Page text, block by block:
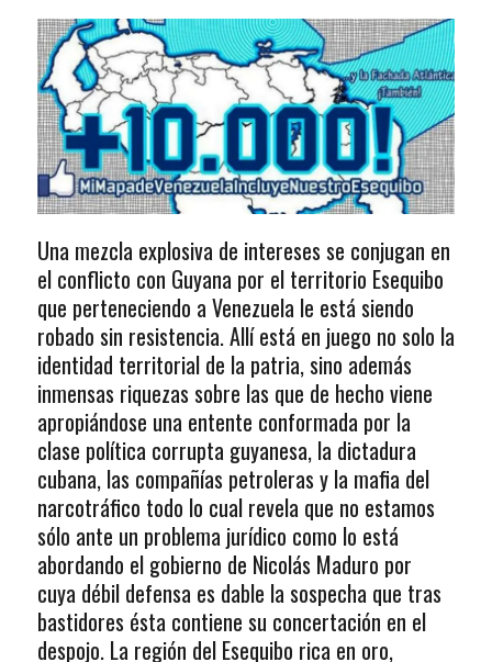
Una mezcla explosiva de intereses se conjugan en
el conflicto con Guyana por el territorio Esequibo
que perteneciendo a Venezuela le está siendo
robado sin resistencia. Allí está en juego no solo la
identidad territorial de la patria, sino además
inmensas riquezas sobre las que de hecho viene
apropiándose una entente conformada por la
clase política corrupta guyanesa, la dictadura
cubana, las compañías petroleras y la mafia del
narcotráfico todo lo cual revela que no estamos
sólo ante un problema jurídico como lo está
abordando el gobierno de Nicolás Maduro por
cuya débil defensa es dable la sospecha que tras
bastidores ésta contiene su concertación en el
despojo. La región del Esequibo rica en oro,